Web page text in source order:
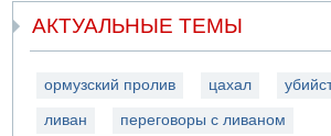
АКТУАЛЬНЫЕ ТЕМЫ
ормузский пролив цахал
ливан переговоры с ливаном